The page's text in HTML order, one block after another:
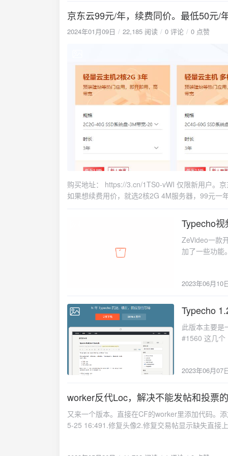
caddysudo apt install -y debian-keyring debian-
'https://dl.cloudsmith.io/public/caddy/stable/
keyring.gpgcurl -1sLf 'https://dl.cloudsmith.io/
开机启动systemctl stop apache2systemctl
/etc/php/7.4/fpm/pool.d/www.conf找到user =
php7.4-fpmsystemctl start caddy php7.4-
文件位于 /etc/caddy/Caddyfile。使用以下命令
行：:20081 { root * /www encode gzip zstd php_fastcgi unix//run/php/php7.4-fpm.sock handle_path / { try_files {path} {path}/
/index.php/{uri} } # tls /etc/ssl/caddy/513513.key /etc/ssl/caddy/513513.crt }已添加typecho在caddy2里的伪静态规则。保存并关闭
下面就可以正常安装了。按提示修改权限。开启
了。直接在cf的SSL里可以申请15年有证书，以
面/etc/caddy/Caddyfile 里开启SSL
京东云99元/年，续费同价。最低50元/
2024年01月09日 22,185 阅读 0 评论 0 点赞
购买地址： https://3.cn/1TS0-vWI 仅限新用户。
如果想续费用价，就选2核2G 4M服务器，99元一
2023-06-10
Typecho
ZeVideo一款
加了一些功能
件检索（需要
https://
在 Typecho
>parameter->pageSize);将其改为
据库fields表
2023年06月10
2023-06-07
Typecho
此版本主要
#1560 这几个
目前我们已经
版下载：
https://
2023年06月07
worker反代Loc，解决不能发帖和投票
又来一个版本。直接在CF的worker里添加代码。
5-25 16:491.修复头像2.修复交易帖显示缺失直接上代码：/** * write by 西柚论坛 https://